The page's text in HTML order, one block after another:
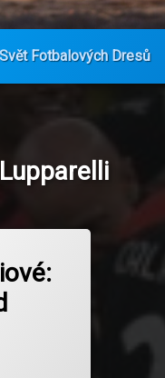
Svět Fotbalových Dresů